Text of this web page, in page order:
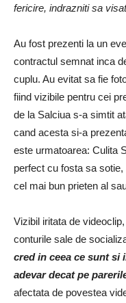
fericire, indrazniti sa
Au fost prezenti la un
contractul semnat inca
cuplu. Au evitat sa fie
fiind vizibile pentru cei
de la Salciua s-a simtit
cand acesta si-a
este urmatoarea: Culita
perfect cu fosta sa
cel mai bun prieten al
Vizibil iritata de
conturile sale de
cred in ceea ce sunt si
adevar decat pe
afectata de povestea